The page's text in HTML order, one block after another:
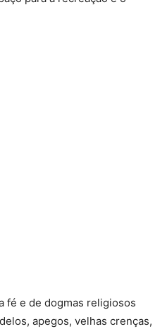
fé e de dogmas religiosos
apegos, velhas crenças,